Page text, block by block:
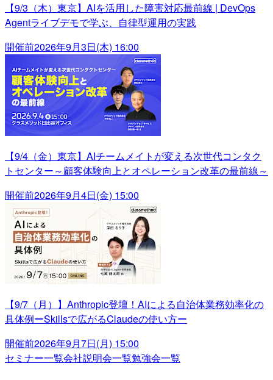
【9/3（木）東京】AIを活用した障害対応最前線 | DevOps
Agentライブデモで学ぶ、自律型運用の実践
開催前2026年9月3日(木) 16:00
【9/4（金）東京】AIチームメイトが変える次世代コンタク
トセンター～顧客体験向上とオペレーション改革の最前線～
開催前2026年9月4日(金) 15:00
【9/7（月）】Anthropic登壇！AIによる自治体業務効率化の
具体例ーSkillsで広がるClaudeの使い方ー
開催前2026年9月7日(月) 15:00
セミナー一覧会社説明会一覧勉強会一覧